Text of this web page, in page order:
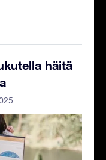
häitä